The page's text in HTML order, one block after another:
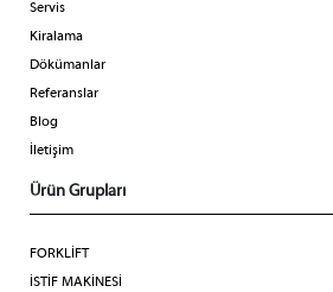
Servis
Kiralama
Dökümanlar
Referanslar
Blog
İletişim
Ürün Grupları
FORKLİFT
İSTİF MAKİNESİ